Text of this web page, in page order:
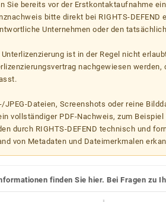
Sie bereits vor der Erstkontaktaufnahme
bitte direkt bei RIGHTS-
Unternehmen oder den
Unterlizenzierung ist in der Regel nicht
nachgewiesen
JPEG-Dateien, Screenshots oder reine
vollständiger PDF-Nachweis, zum
durch RIGHTS-DEFEND technisch und
von Metadaten und Dateimerkmalen
finden Sie hier. Bei Fragen zu